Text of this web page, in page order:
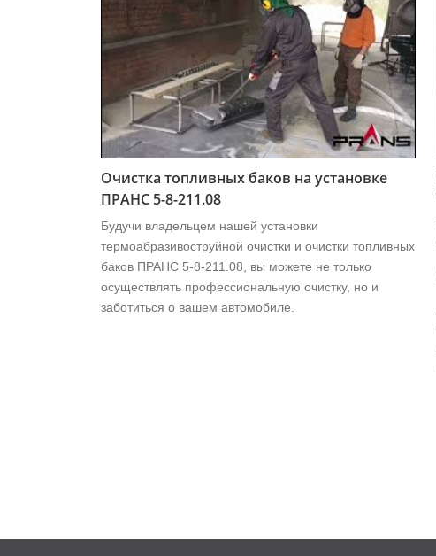
Очистка топливных баков на установке
ПРАНС 5-8-211.08
Будучи владельцем нашей установки
термоабразивоструйной очистки и очистки топливных
баков ПРАНС 5-8-211.08, вы можете не только
осуществлять профессиональную очистку, но и
заботиться о вашем автомобиле.